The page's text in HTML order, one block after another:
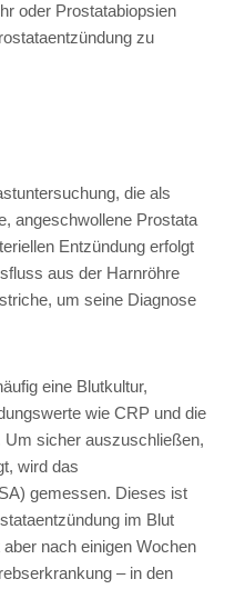
oder Prostatabiopsien
zu
die als
angeschwollene Prostata
Entzündung erfolgt
aus der Harnröhre
um seine Diagnose
eine Blutkultur,
wie CRP und die
sicher auszuschließen,
wird das
gemessen. Dieses ist
im Blut
nach einigen Wochen
– in den